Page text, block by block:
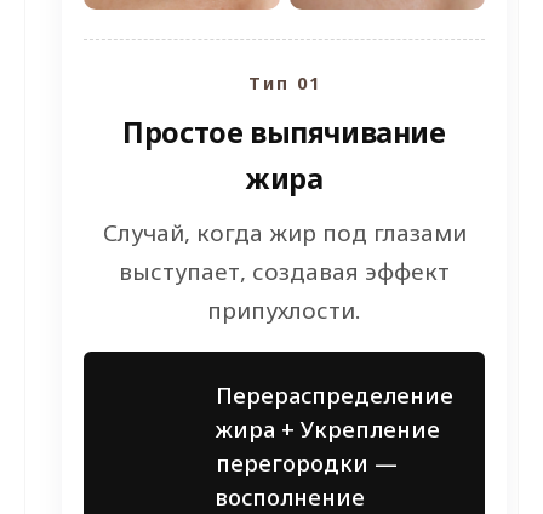
Тип 01
Простое выпячивание
жира
Случай, когда жир под глазами
выступает, создавая эффект
припухлости.
Перераспределение
жира + Укрепление
перегородки —
восполнение